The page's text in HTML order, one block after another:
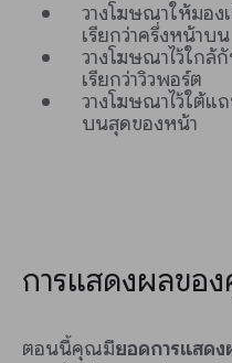
วางโฆษณาให้มอง
เรียกว่าครึ่งหน้าบน
วางโฆษณาไว้ใกล้
เรียกว่าวิวพอร์ต
วางโฆษณาไว้ใต้แ
บนสุดของหน้า
การแสดงผลขอ
ตอนนี้คุณมียอดการแสด